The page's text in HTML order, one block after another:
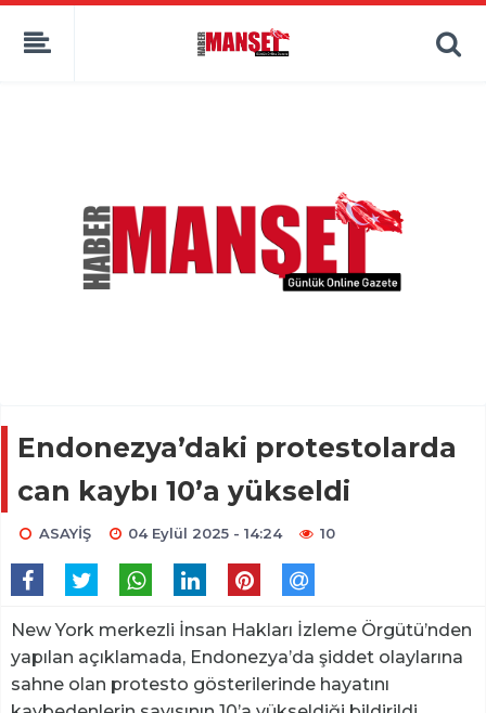
Endonezya’daki protestolarda
can kaybı 10’a yükseldi
ASAYİŞ 04 Eylül 2025 - 14:24 10
New York merkezli İnsan Hakları İzleme Örgütü’nden
yapılan açıklamada, Endonezya’da şiddet olaylarına
sahne olan protesto gösterilerinde hayatını